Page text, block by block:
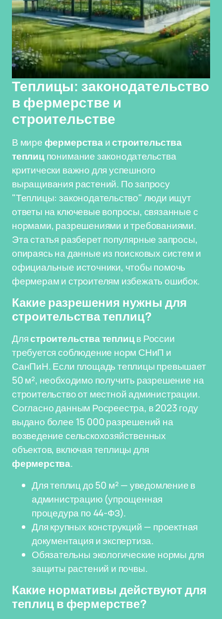
Теплицы: законодательство
в фермерстве и
строительстве
В мирефермерстваистроительства
теплицпонимание законодательства
критически важно для успешного
выращивания растений. По запросу
"Теплицы: законодательство" люди ищут
ответы на ключевые вопросы, связанные с
нормами, разрешениями и требованиями.
Эта статья разберет популярные запросы,
опираясь на данные из поисковых систем и
официальные источники, чтобы помочь
фермерам и строителям избежать ошибок.
Какие разрешения нужны для
строительства теплиц?
Длястроительства теплицв России
требуется соблюдение норм СНиП и
СанПиН. Если площадь теплицы превышает
50 м², необходимо получить разрешение на
строительство от местной администрации.
Согласно данным Росреестра, в 2023 году
выдано более 15 000 разрешений на
возведение сельскохозяйственных
объектов, включая теплицы для
фермерства.
Для теплиц до 50 м² — уведомление в
администрацию (упрощенная
процедура по 44-ФЗ).
Для крупных конструкций — проектная
документация и экспертиза.
Обязательны экологические нормы для
защиты растений и почвы.
Какие нормативы действуют для
теплиц в фермерстве?